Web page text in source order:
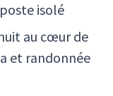
isolé
au cœur de
et randonnée